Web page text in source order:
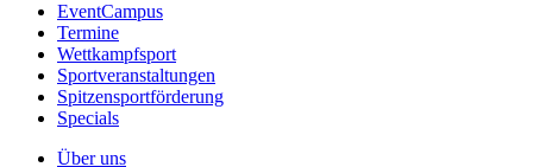
EventCampus
Termine
Wettkampfsport
Sportveranstaltungen
Spitzensportförderung
Specials
Über uns